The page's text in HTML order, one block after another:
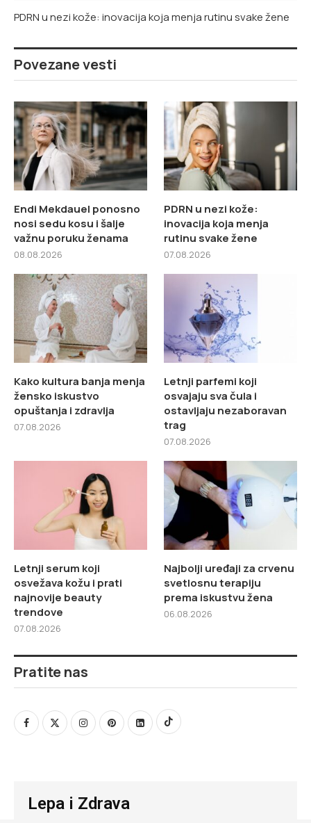
PDRN u nezi kože: inovacija koja menja rutinu svake žene
Povezane vesti
Endi Mekdauel ponosno
nosi sedu kosu i šalje
važnu poruku ženama
08.08.2026
PDRN u nezi kože:
inovacija koja menja
rutinu svake žene
07.08.2026
Kako kultura banja menja
žensko iskustvo
opuštanja i zdravlja
07.08.2026
Letnji parfemi koji
osvajaju sva čula i
ostavljaju nezaboravan
trag
07.08.2026
Letnji serum koji
osvežava kožu i prati
najnovije beauty
trendove
07.08.2026
Najbolji uređaji za crvenu
svetlosnu terapiju
prema iskustvu žena
06.08.2026
Pratite nas
Lepa i Zdrava